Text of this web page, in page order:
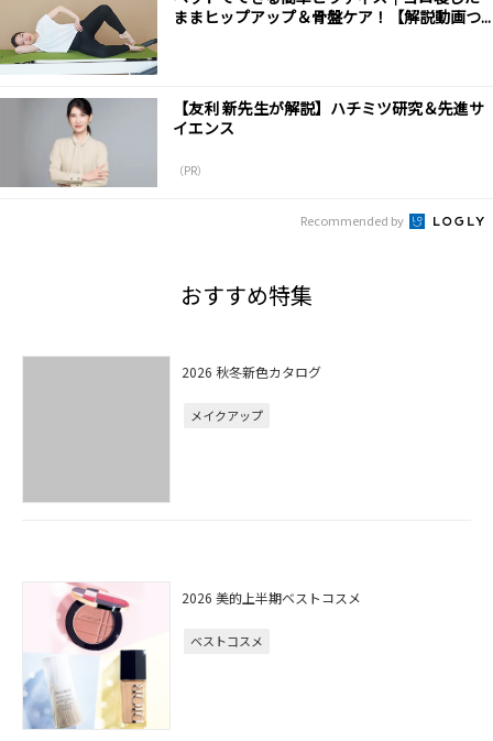
ままヒップアップ＆骨盤ケア！【解説動画つ...
【友利 新先生が解説】ハチミツ研究＆先進サ
イエンス
（PR）
Recommended by
おすすめ特集
2026 秋冬新色カタログ
メイクアップ
2026 美的上半期ベストコスメ
ベストコスメ